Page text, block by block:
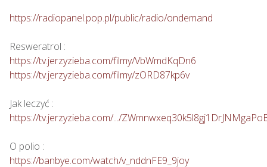
https://radiopanel.pop.pl/public/radio/ondemand
https://tv.jerzyzieba.com/filmy/VbWmdKqDn6
https://tv.jerzyzieba.com/filmy/zORD87kp6v
https://tv.jerzyzieba.com/.../
https://banbye.com/watch/v_nddnFE9_9joy